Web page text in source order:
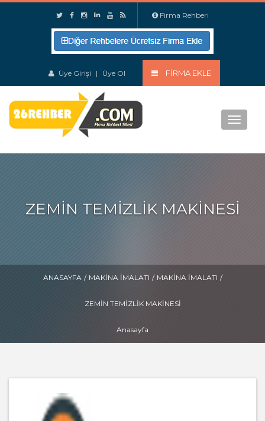
Firma Rehberi
Üye Girişi | Üye Ol FIRMA EKLE
Menu
ZEMIN TEMIZLIK MAKINESI
ANASAYFA / MAKINA İMALATI / MAKINA İMALATI /
ZEMIN TEMIZLIK MAKINESI
Anasayfa